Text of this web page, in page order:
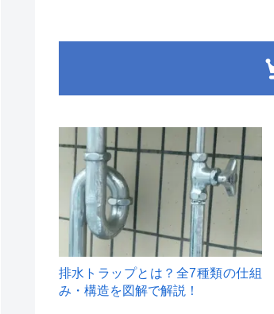
1
排水トラップとは？全7種類の仕組
み・構造を図解で解説！